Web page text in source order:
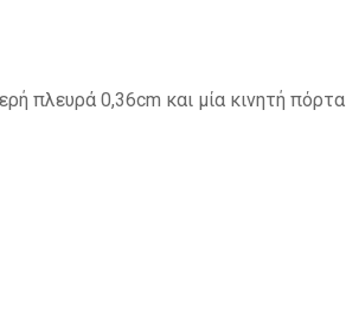
πλευρά 0,36cm και μία κινητή πόρτα